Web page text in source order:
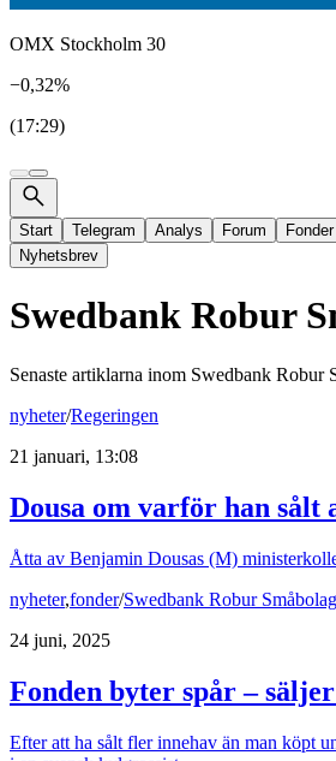
OMX Stockholm 30
−0,32%
(17:29)
Start Telegram Analys Forum Fonder
Nyhetsbrev
Swedbank Robur
Senaste artiklarna inom Swedbank Robur
nyheter/Regeringen
21 januari, 13:08
Dousa om varför han
Åtta av Benjamin Dousas (M)
nyheter,fonder/Swedbank Robur
24 juni, 2025
Fonden byter spår –
Efter att ha sålt fler innehav än man köpt